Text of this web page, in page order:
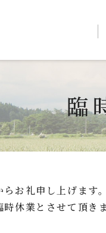
臨
お礼申し上げます。
休業とさせて頂きま